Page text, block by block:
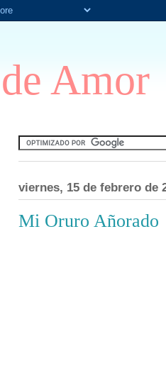
Amor
viernes, 15 de febrero de
Mi Oruro Añorado